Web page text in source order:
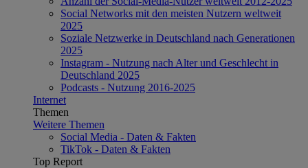
Social Networks mit den meisten Nutzern weltweit
2025
Soziale Netzwerke in Deutschland nach Generationen
2025
Instagram - Nutzung nach Alter und Geschlecht in
Deutschland 2025
Podcasts - Nutzung 2016-2025
Internet
Themen
Weitere Themen
Social Media - Daten & Fakten
TikTok - Daten & Fakten
Top Report